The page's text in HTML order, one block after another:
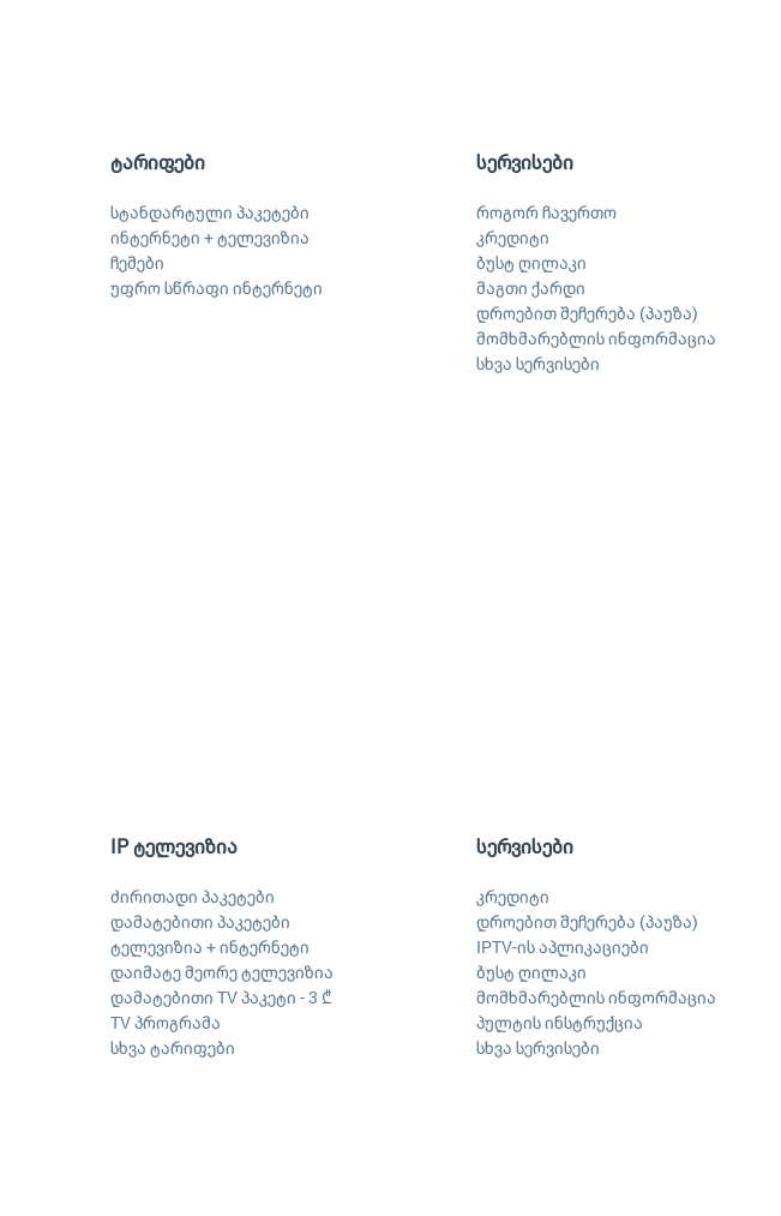
ტარიფები
სტანდარტული პაკეტები
ინტერნეტი + ტელევიზია
ჩემები
უფრო სწრაფი ინტერნეტი
სერვისები
როგორ ჩავერთო
კრედიტი
ბუსტ ღილაკი
მაგთი ქარდი
დროებით შეჩერება (პაუზა)
მომხმარებლის ინფორმაცია
სხვა სერვისები
IP ტელევიზია
ძირითადი პაკეტები
დამატებითი პაკეტები
ტელევიზია + ინტერნეტი
დაიმატე მეორე ტელევიზია
დამატებითი TV პაკეტი - 3 ₾
TV პროგრამა
სხვა ტარიფები
სერვისები
კრედიტი
დროებით შეჩერება (პაუზა)
IPTV-ის აპლიკაციები
ბუსტ ღილაკი
მომხმარებლის ინფორმაცია
პულტის ინსტრუქცია
სხვა სერვისები